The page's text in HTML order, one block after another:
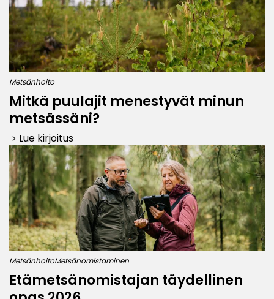
Metsänhoito
Mitkä puulajit menestyvät minun
metsässäni?
keyboard_arrow_right Lue kirjoitus
MetsänhoitoMetsänomistaminen
Etämetsänomistajan täydellinen